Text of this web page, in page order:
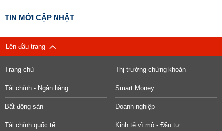
TIN MỚI CẬP NHẬT
Lên đầu trang
Trang chủ Thị trường chứng khoán
Tài chính - Ngân hàng Smart Money
Bất động sản Doanh nghiệp
Tài chính quốc tế Kinh tế vĩ mô - Đầu tư